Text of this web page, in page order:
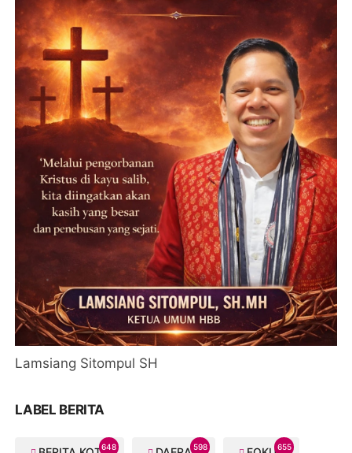
Lamsiang Sitompul SH
LABEL BERITA
648 598 655